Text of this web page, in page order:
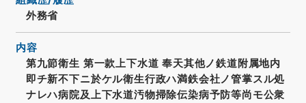
外務省
内容
第九節衛生 第一款上下水道 奉天其他ノ鉄道附属地内
即チ新不下ニ於ケル衛生行政ハ満鉄会社ノ管掌スル処
ナレハ病院及上下水道汚物掃除伝染病予防等尚モ公衆